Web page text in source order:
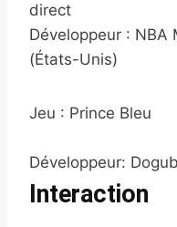
direct
Développeur : NBA
(États-Unis)
Jeu : Prince Bleu
Développeur:
Interaction